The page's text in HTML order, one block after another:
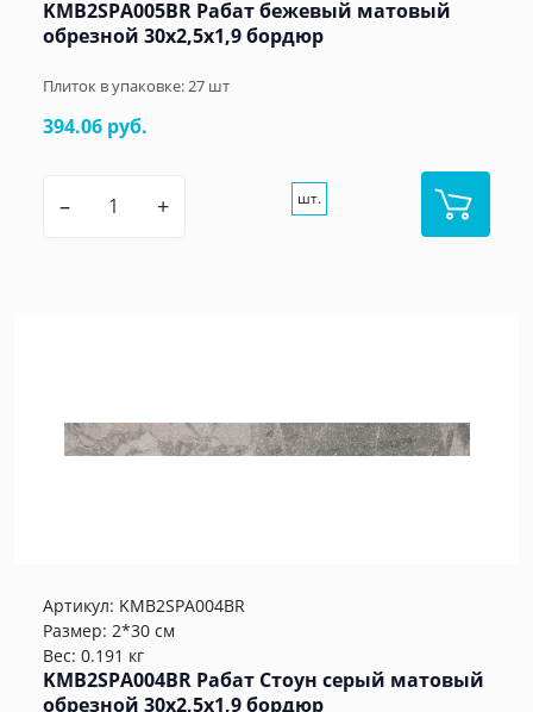
KMB2SPA005BR Рабат бежевый матовый
обрезной 30x2,5x1,9 бордюр
Плиток в упаковке:27 шт
394.06 руб.
– + шт.
Артикул: KMB2SPA004BR
Размер: 2*30 см
Вес: 0.191 кг
KMB2SPA004BR Рабат Стоун серый матовый
обрезной 30x2,5x1,9 бордюр